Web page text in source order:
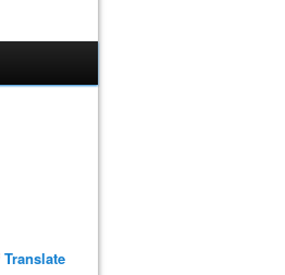
Translate